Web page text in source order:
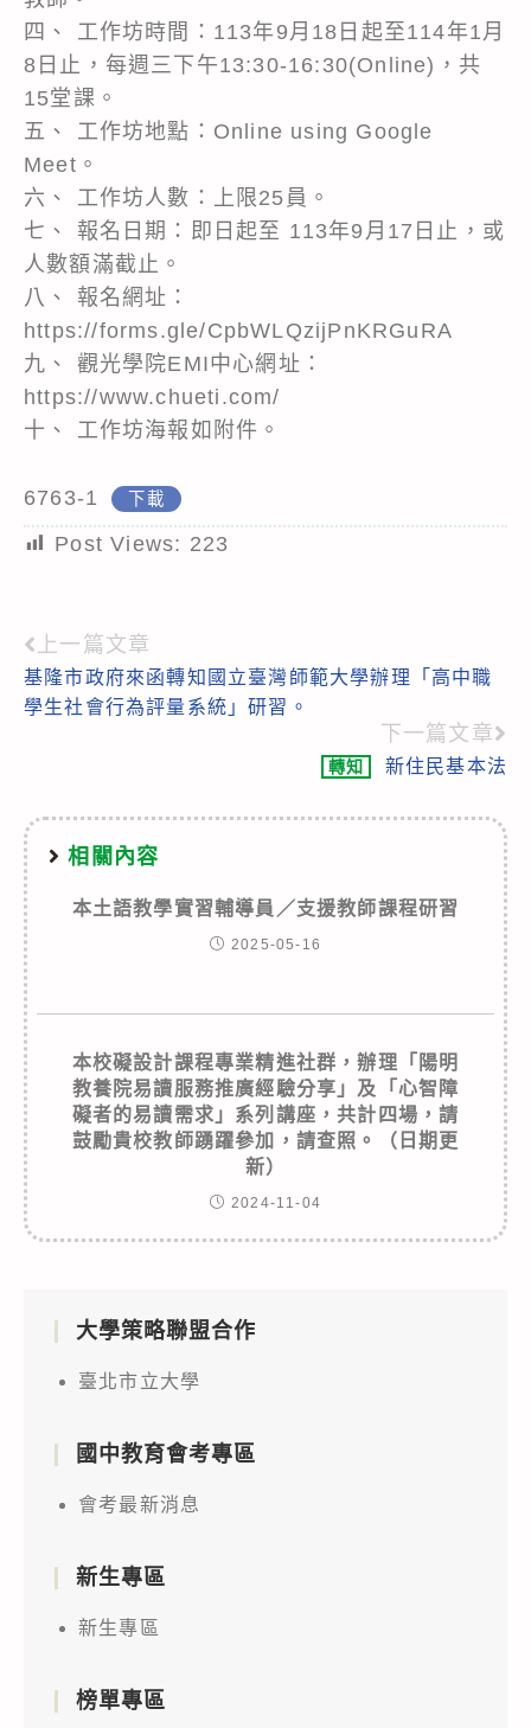
四、 工作坊時間：113年9月18日起至114年1月
8日止，每週三下午13:30-16:30(Online)，共
15堂課。
五、 工作坊地點：Online using Google
Meet。
六、 工作坊人數：上限25員。
七、 報名日期：即日起至 113年9月17日止，或
人數額滿截止。
八、 報名網址：
https://forms.gle/CpbWLQzijPnKRGuRA
九、 觀光學院EMI中心網址：
https://www.chueti.com/
十、 工作坊海報如附件。
6763-1 下載
Post Views: 223
Read
more
上一篇文章
基隆市政府來函轉知國立臺灣師範大學辦理「高中職
學生社會行為評量系統」研習。
下一篇文章
轉知 新住民基本法
相關內容
本土語教學實習輔導員／支援教師課程研習
2025-05-16
本校礙設計課程專業精進社群，辦理「陽明
教養院易讀服務推廣經驗分享」及「心智障
礙者的易讀需求」系列講座，共計四場，請
鼓勵貴校教師踴躍參加，請查照。（日期更
新）
2024-11-04
大學策略聯盟合作
臺北市立大學
國中教育會考專區
會考最新消息
新生專區
新生專區
榜單專區